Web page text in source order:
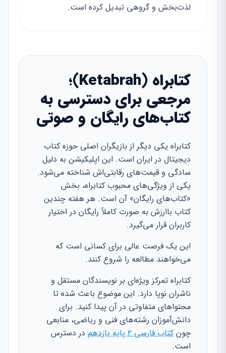
لذت‌بخش و گروهی تبدیل کرده است.
کتابراه (Ketabrah)؛
مرجعی برای دسترسی به
کتاب‌های رایگان و صوتی
کتابراه یکی دیگر از بازیگران اصلی حوزه کتاب
دیجیتال در ایران است. این اپلیکیشن به دلیل
سادگی و قیمت‌های رقابتی‌اش شناخته می‌شود.
یکی از ویژگی‌های محبوب کتابراه، بخش
«کتاب‌های رایگان» آن است. هر هفته چندین
کتاب باارزش به صورت کاملاً رایگان در اختیار
کاربران قرار می‌گیرد.
این یک فرصت عالی برای کسانی است که
می‌خواهند مطالعه را شروع کنند.
کتابراه تمرکز ویژه‌ای بر نویسندگان مستقل و
ناشران نوپا دارد. این موضوع باعث شده تا
محتواهای متفاوتی در آن پیدا کنید. برای
دانش‌آموزان رشته‌های فنی و ریاضی، منابعی
چون کتاب فارسی ۲ پایه یازدهم
در دسترس
است.